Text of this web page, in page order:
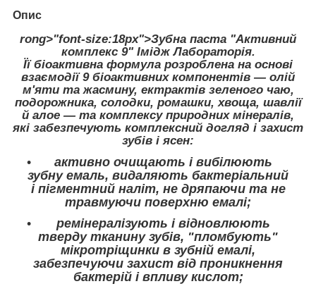
Опис
rong>"font-size:18px">Зубна паста "Активний
комплекс 9" Імідж Лабораторія.
Її біоактивна формула розроблена на основі
взаємодії 9 біоактивних компонентів — олій
м'яти та жасмину, ектрактів зеленого чаю,
подорожника, солодки, ромашки, хвоща, шавлії
й алое — та комплексу природних мінералів,
які забезпечують комплексний догляд і захист
зубів і ясен:
активно очищають і вибілюють
зубну емаль, видаляють бактеріальний
і пігментний наліт, не дряпаючи та не
травмуючи поверхню емалі;
ремінералізують і відновлюють
тверду тканину зубів, "пломбують"
мікротріщинки в зубній емалі,
забезпечуючи захист від проникнення
бактерій і впливу кислот;